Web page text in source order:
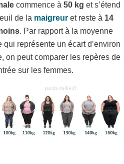
commence à 50 kg et s’étend
de la maigreur et reste à 14
. Par rapport à la moyenne
qui représente un écart d’environ
on peut comparer les repères de
sur les femmes.